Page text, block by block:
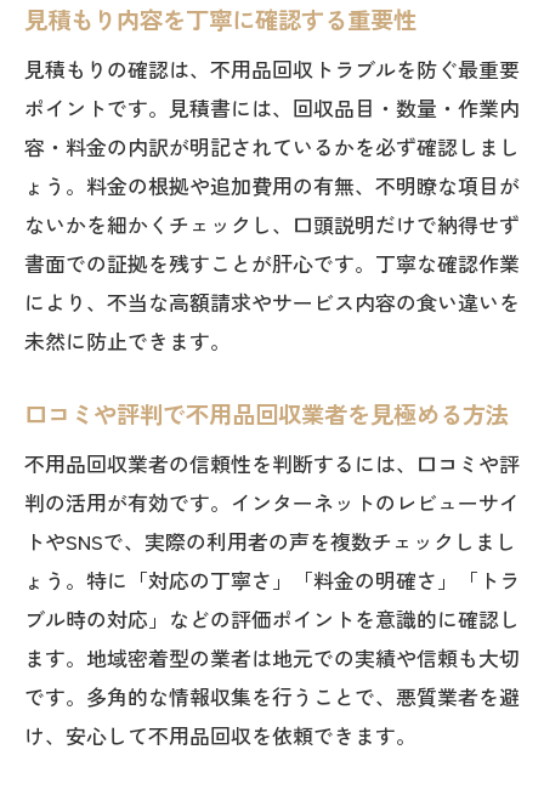
見積もり内容を丁寧に確認する重要性
見積もりの確認は、不用品回収トラブルを防ぐ最重要
ポイントです。見積書には、回収品目・数量・作業内
容・料金の内訳が明記されているかを必ず確認しまし
ょう。料金の根拠や追加費用の有無、不明瞭な項目が
ないかを細かくチェックし、口頭説明だけで納得せず
書面での証拠を残すことが肝心です。丁寧な確認作業
により、不当な高額請求やサービス内容の食い違いを
未然に防止できます。
口コミや評判で不用品回収業者を見極める方法
不用品回収業者の信頼性を判断するには、口コミや評
判の活用が有効です。インターネットのレビューサイ
トやSNSで、実際の利用者の声を複数チェックしまし
ょう。特に「対応の丁寧さ」「料金の明確さ」「トラ
ブル時の対応」などの評価ポイントを意識的に確認し
ます。地域密着型の業者は地元での実績や信頼も大切
です。多角的な情報収集を行うことで、悪質業者を避
け、安心して不用品回収を依頼できます。